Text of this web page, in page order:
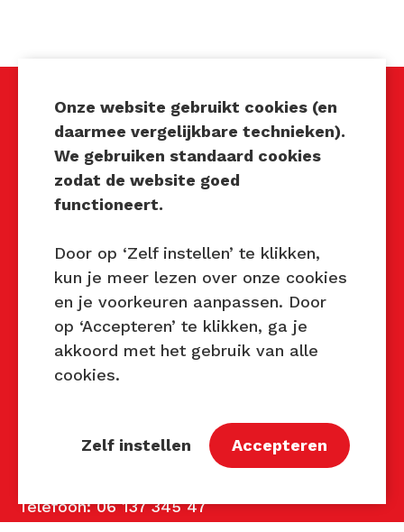
Techniek Tastbaar
Mocht u interesse hebben om
Techniek Tastbaar in uw regio
vragen over dit evenement,
neem dan contact met ons op
via de gegevens.
Privacy Beleid
Contact
Telefoon: 06 137 345 47
Onze website gebruikt cookies (en
daarmee vergelijkbare technieken).
We gebruiken standaard cookies
zodat de website goed
functioneert.
Door op ‘Zelf instellen’ te klikken,
kun je meer lezen over onze cookies
en je voorkeuren aanpassen. Door
op ‘Accepteren’ te klikken, ga je
akkoord met het gebruik van alle
cookies.
Zelf instellen Accepteren